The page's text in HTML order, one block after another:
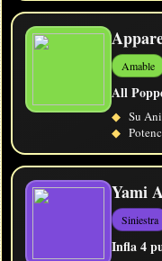
Amable
All
◆ Su
◆
Yami
Siniestra
Infla 4